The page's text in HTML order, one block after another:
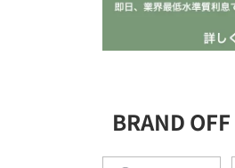
BRAND